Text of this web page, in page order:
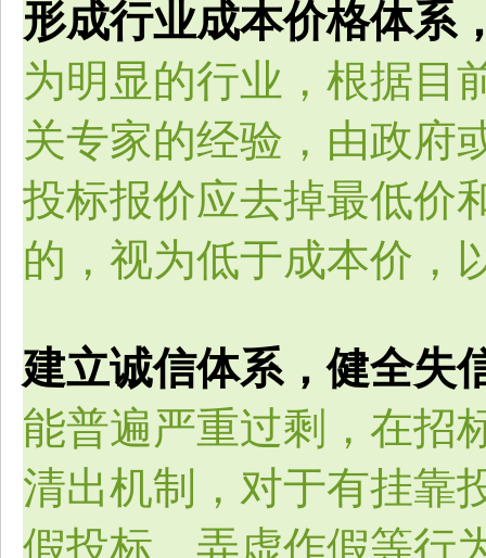
形成行业成本价格体系
为明显的行业，根据目
关专家的经验，由政府
投标报价应去掉最低价
的，视为低于成本价，
建立诚信体系，健全失
能普遍严重过剩，在招
清出机制，对于有挂靠
假投标、弄虚作假等行